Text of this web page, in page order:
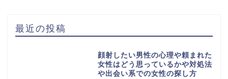
最近の投稿
顔射したい男性の心理や頼まれた
女性はどう思っているかや対処法
や出会い系での女性の探し方